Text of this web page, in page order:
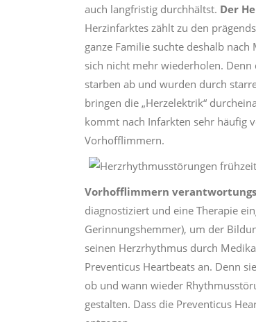
auch langfristig durchhältst. Der
Herzinfarktes zählt zu den
ganze Familie suchte deshalb
sich nicht mehr wiederholen.
starben ab und wurden durch
bringen die „Herzelektrik“
kommt nach Infarkten sehr häufig
Vorhofflimmern.
Vorhofflimmern
diagnostiziert und eine Therapie
Gerinnungshemmer), um der
seinen Herzrhythmus durch
Preventicus Heartbeats an. Denn
ob und wann wieder
gestalten. Dass die Preventicus